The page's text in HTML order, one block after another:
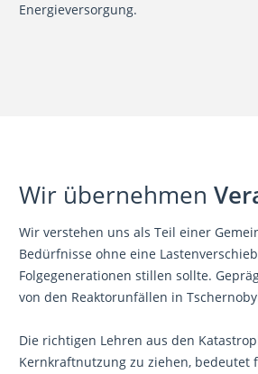
Energieversorgung.
Wir übernehmen
Wir verstehen uns als Teil einer
Bedürfnisse ohne eine
Folgegenerationen stillen sollte.
von den Reaktorunfällen in
Die richtigen Lehren aus den
Kernkraftnutzung zu ziehen, bedeutet